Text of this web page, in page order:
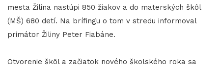
mesta Žilina nastúpi 850 žiakov a do materských škôl
(MŠ) 680 detí. Na brífingu o tom v stredu informoval
primátor Žiliny Peter Fiabáne.
Otvorenie škôl a začiatok nového školského roka sa